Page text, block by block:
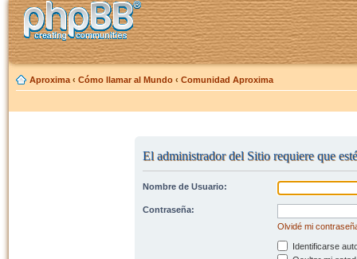
Aproxima ‹ Cómo llamar al Mundo ‹ Comunidad Aproxima
El administrador del Sitio requiere que
Nombre de Usuario:
Contraseña:
Olvidé mi
Identificarse